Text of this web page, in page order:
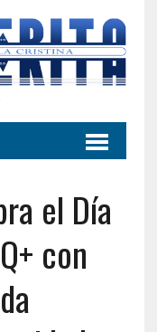
el Día
con